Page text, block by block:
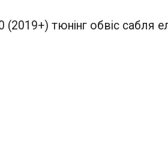
тюнінг обвіс сабля